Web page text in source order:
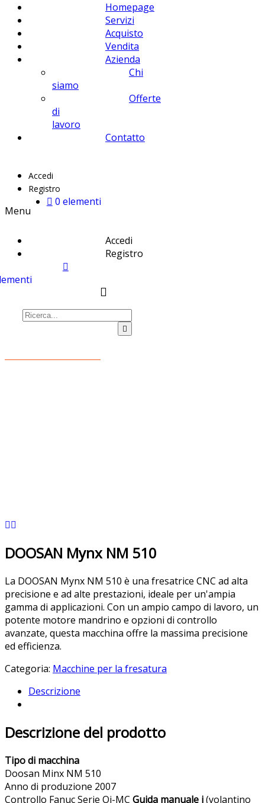
Homepage
Servizi
Acquisto
Vendita
Azienda
Chi
siamo
Offerte
di
lavoro
Contatto
Accedi
Registro
0 elementi
Menu
Accedi
Registro
DOOSAN Mynx NM 510
La DOOSAN Mynx NM 510 è una fresatrice CNC ad alta
precisione e ad alte prestazioni, ideale per un'ampia
gamma di applicazioni. Con un ampio campo di lavoro, un
potente motore mandrino e opzioni di controllo
avanzate, questa macchina offre la massima precisione
ed efficienza.
Categoria: Macchine per la fresatura
Descrizione
Descrizione del prodotto
Tipo di macchina
Doosan Minx NM 510
Anno di produzione 2007
Controllo Fanuc Serie Oi-MC Guida manuale i(volantino